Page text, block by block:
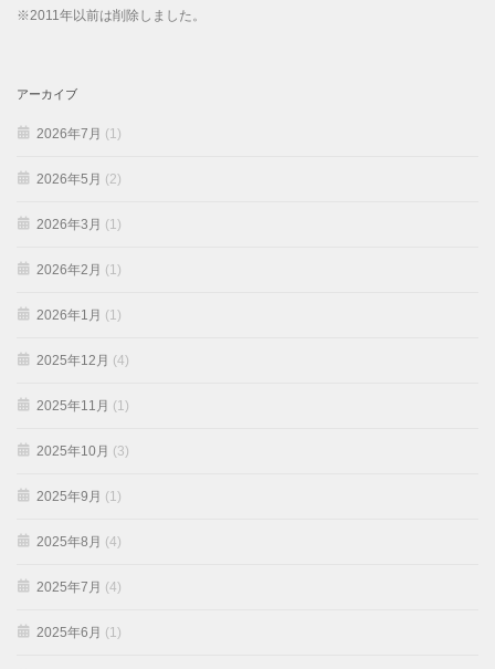
※2011年以前は削除しました。
アーカイブ
2026年7月 (1)
2026年5月 (2)
2026年3月 (1)
2026年2月 (1)
2026年1月 (1)
2025年12月 (4)
2025年11月 (1)
2025年10月 (3)
2025年9月 (1)
2025年8月 (4)
2025年7月 (4)
2025年6月 (1)